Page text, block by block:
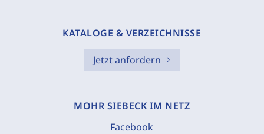
KATALOGE & VERZEICHNISSE
Jetzt anfordern
MOHR SIEBECK IM NETZ
Facebook